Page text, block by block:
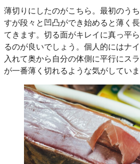
薄切りにしたのがこちら。最初のう
すが段々と凹凸ができ始めると薄く
てきます。切る面がキレイに真っ平
るのが良いでしょう。個人的にはナ
入れて奥から自分の体側に平行にス
が一番薄く切れるような気がしてい